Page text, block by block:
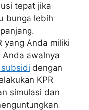
tepat jika
bunga lebih
yang Anda miliki
awalnya
dengan
KPR
simulasi dan